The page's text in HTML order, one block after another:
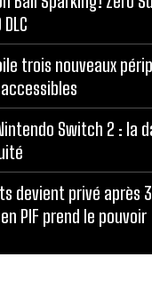
trois nouveaux
Switch 2 : la
devient privé après
PIF prend le pouvoir